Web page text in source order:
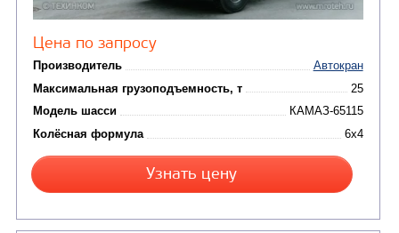
АВТОКРАН ИВАНОВЕЦ КС-45717К-1М